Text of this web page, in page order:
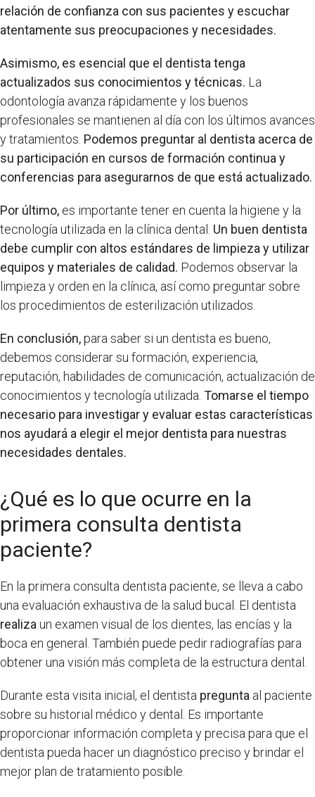
relación de confianza con sus pacientes y escuchar
atentamente sus preocupaciones y necesidades.
Asimismo, es esencial que el dentista tenga
actualizados sus conocimientos y técnicas. La
odontología avanza rápidamente y los buenos
profesionales se mantienen al día con los últimos avances
y tratamientos. Podemos preguntar al dentista acerca de
su participación en cursos de formación continua y
conferencias para asegurarnos de que está actualizado.
Por último, es importante tener en cuenta la higiene y la
tecnología utilizada en la clínica dental. Un buen dentista
debe cumplir con altos estándares de limpieza y utilizar
equipos y materiales de calidad. Podemos observar la
limpieza y orden en la clínica, así como preguntar sobre
los procedimientos de esterilización utilizados.
En conclusión,para saber si un dentista es bueno,
debemos considerar su formación, experiencia,
reputación, habilidades de comunicación, actualización de
conocimientos y tecnología utilizada. Tomarse el tiempo
necesario para investigar y evaluar estas características
nos ayudará a elegir el mejor dentista para nuestras
necesidades dentales.
¿Qué es lo que ocurre en la
primera consulta dentista
paciente?
En la primera consulta dentista paciente, se lleva a cabo
una evaluación exhaustiva de la salud bucal. El dentista
realiza un examen visual de los dientes, las encías y la
boca en general. También puede pedir radiografías para
obtener una visión más completa de la estructura dental.
Durante esta visita inicial, el dentista pregunta al paciente
sobre su historial médico y dental. Es importante
proporcionar información completa y precisa para que el
dentista pueda hacer un diagnóstico preciso y brindar el
mejor plan de tratamiento posible.